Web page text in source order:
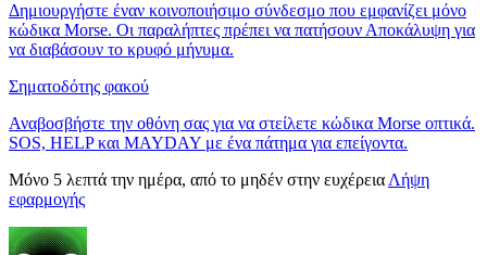
Δημιουργήστε έναν κοινοποιήσιμο σύνδεσμο που εμφανίζει μόνο
κώδικα Morse. Οι παραλήπτες πρέπει να πατήσουν Αποκάλυψη για
να διαβάσουν το κρυφό μήνυμα.
Σηματοδότης φακού
Αναβοσβήστε την οθόνη σας για να στείλετε κώδικα Morse οπτικά.
SOS, HELP και MAYDAY με ένα πάτημα για επείγοντα.
Μόνο 5 λεπτά την ημέρα, από το μηδέν στην ευχέρειαΛήψη
εφαρμογής